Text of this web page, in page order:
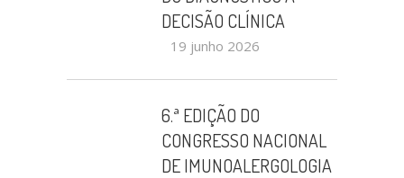
DECISÃO CLÍNICA
19 junho 2026
6.ª EDIÇÃO DO
CONGRESSO NACIONAL
DE IMUNOALERGOLOGIA